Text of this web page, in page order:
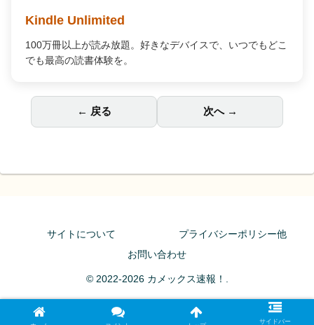
Kindle Unlimited
100万冊以上が読み放題。好きなデバイスで、いつでもどこ
でも最高の読書体験を。
← 戻る 次へ →
サイトについて
プライバシーポリシー他
お問い合わせ
© 2022-2026 カメックス速報！.
サイドバー